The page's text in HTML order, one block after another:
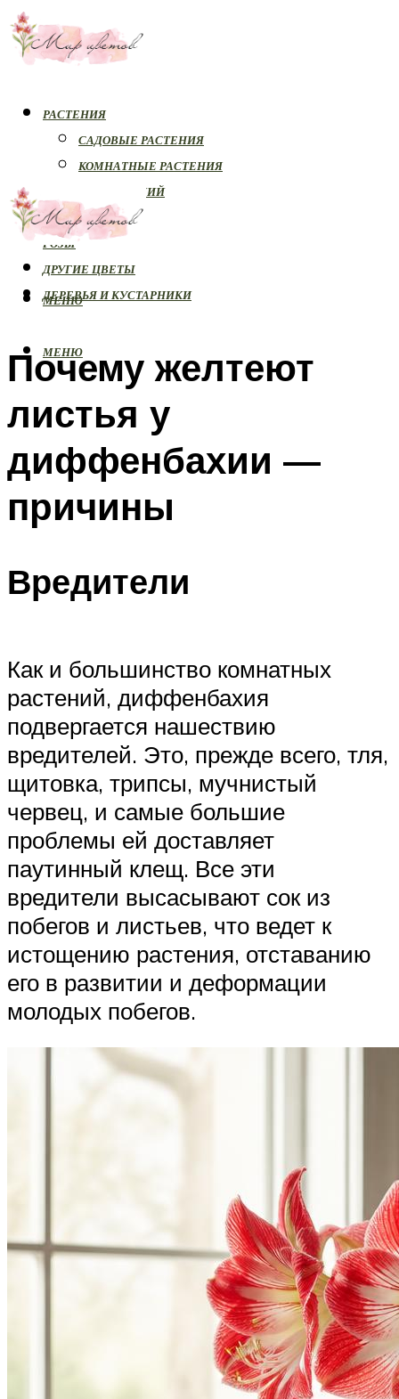
РАСТЕНИЯ
САДОВЫЕ РАСТЕНИЯ
КОМНАТНЫЕ РАСТЕНИЯ
БОЛЕЗНИ РАСТЕНИЙ
ОРХИДЕИ
РОЗЫ
ДРУГИЕ ЦВЕТЫ
ДЕРЕВЬЯ И КУСТАРНИКИ
МЕНЮ
МЕНЮ
Почему желтеют
листья у
диффенбахии —
причины
Вредители
Как и большинство комнатных
растений, диффенбахия
подвергается нашествию
вредителей. Это, прежде всего, тля,
щитовка, трипсы, мучнистый
червец, и самые большие
проблемы ей доставляет
паутинный клещ. Все эти
вредители высасывают сок из
побегов и листьев, что ведет к
истощению растения, отставанию
его в развитии и деформации
молодых побегов.